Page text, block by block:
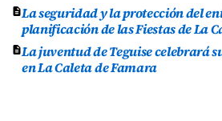
La seguridad y la protección del
planificación de las Fiestas de La
La juventud de Teguise celebrará
en La Caleta de Famara